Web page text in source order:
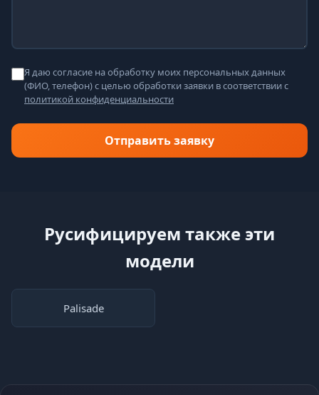
Я даю согласие на обработку моих персональных данных
(ФИО, телефон) с целью обработки заявки в соответствии с
политикой конфиденциальности
Отправить заявку
Русифицируем также эти
модели
Palisade